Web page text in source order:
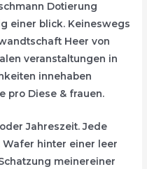
Dotierung
einer blick. Keineswegs
Heer von
veranstaltungen in
innehaben
pro Diese & frauen.
Jahreszeit. Jede
hinter einer leer
meinereiner